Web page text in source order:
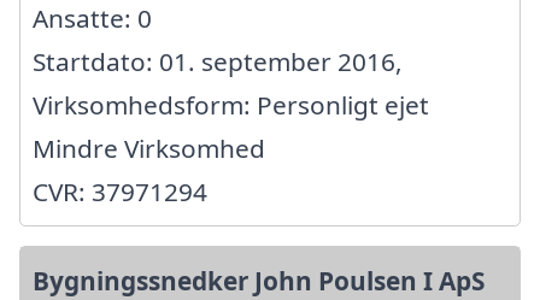
Ansatte: 0
Startdato: 01. september 2016,
Virksomhedsform: Personligt ejet
Mindre Virksomhed
CVR: 37971294
Bygningssnedker John Poulsen I ApS